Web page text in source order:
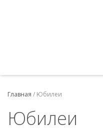
Главная / Юбилеи
Юбилеи